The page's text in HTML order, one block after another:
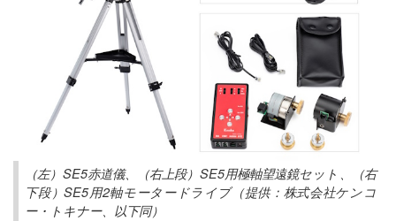
（左）SE5赤道儀、（右上段）SE5用極軸望遠鏡セット、（右
下段）SE5用2軸モータードライブ（提供：株式会社ケンコ
ー・トキナー、以下同）